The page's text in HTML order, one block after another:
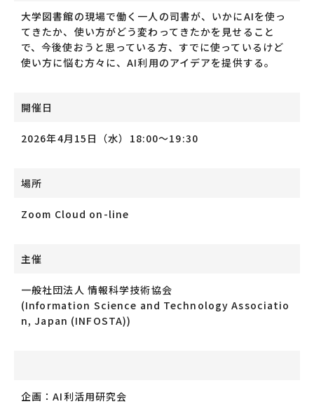
大学図書館の現場で働く一人の司書が、いかにAIを使っ
てきたか、使い方がどう変わってきたかを見せること
で、今後使おうと思っている方、すでに使っているけど
使い方に悩む方々に、AI利用のアイデアを提供する。
開催日
2026年4月15日（水）18:00〜19:30
場所
Zoom Cloud on-line
主催
一般社団法人 情報科学技術協会
(Information Science and Technology Associatio
n, Japan (INFOSTA))
企画：AI利活用研究会